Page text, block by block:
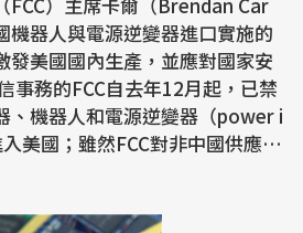
機器人與電源逆變器進口實施的
發美國國內生產，並應對國家安
、機器人和電源逆變器（power i
美國；雖然FCC對非中國供應商